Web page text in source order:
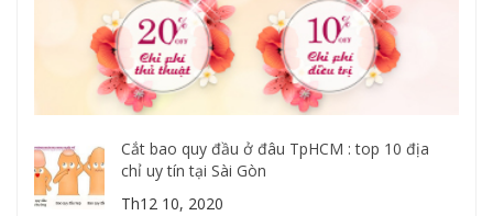
Cắt bao quy đầu ở đâu TpHCM : top 10 địa
chỉ uy tín tại Sài Gòn
Th12 10, 2020